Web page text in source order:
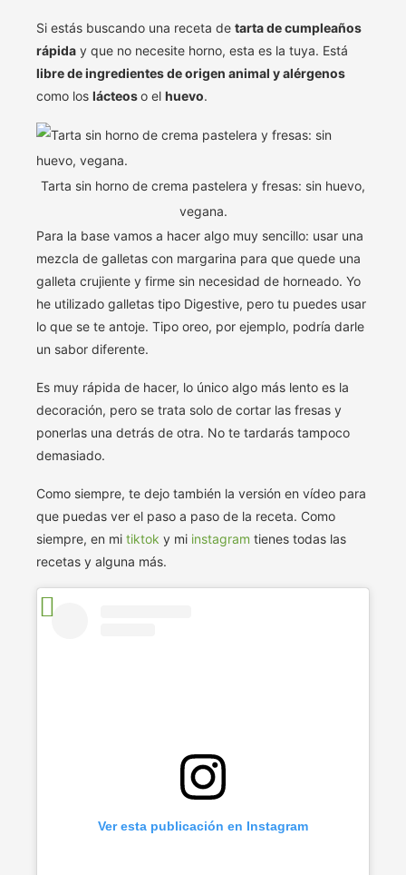
Si estás buscando una receta de tarta de cumpleaños
rápida y que no necesite horno, esta es la tuya. Está
libre de ingredientes de origen animal y alérgenos
como los lácteoso el huevo.
Tarta sin horno de crema pastelera y fresas: sin huevo,
vegana.
Para la base vamos a hacer algo muy sencillo: usar una
mezcla de galletas con margarina para que quede una
galleta crujiente y firme sin necesidad de horneado. Yo
he utilizado galletas tipo Digestive, pero tu puedes usar
lo que se te antoje. Tipo oreo, por ejemplo, podría darle
un sabor diferente.
Es muy rápida de hacer, lo único algo más lento es la
decoración, pero se trata solo de cortar las fresas y
ponerlas una detrás de otra. No te tardarás tampoco
demasiado.
Como siempre, te dejo también la versión en vídeo para
que puedas ver el paso a paso de la receta. Como
siempre, en mi tiktok y mi instagram tienes todas las
recetas y alguna más.
Ver esta publicación en Instagram